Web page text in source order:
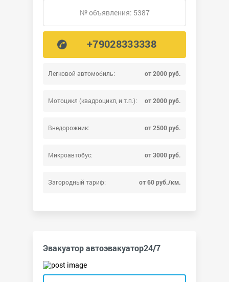
Легковой автомобиль: от 2000 руб.
Мотоцикл (квадроцикл, и т.п.): от 2000 руб.
Внедорожник: от 2500 руб.
Микроавтобус: от 3000 руб.
Загородный тариф: от 60 руб./км.
№ объявления: 5387
+79028333338
Эвакуатор автоэвакуатор24/7